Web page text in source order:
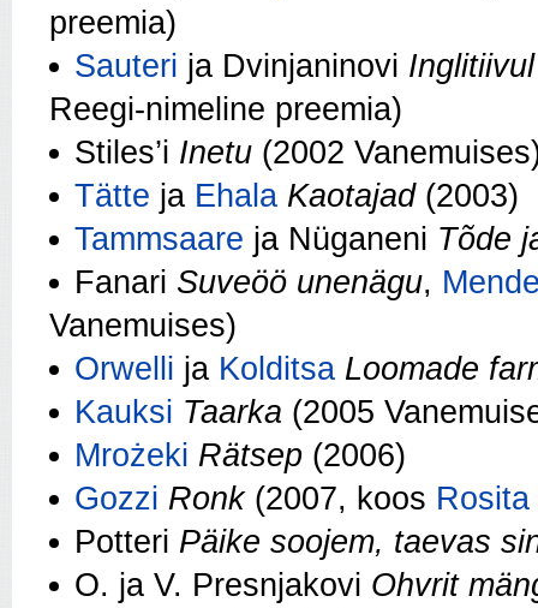
preemia)
Sauteri ja Dvinjaninovi
Reegi-nimeline preemia)
Stiles’i Inetu (2002
Tätte ja Ehala Kaotajad (2003)
Tammsaare ja Nüganeni Tõde
Fanari Suveöö unenägu,
Vanemuises)
Orwelli ja Kolditsa Loomade
Kauksi Taarka (2005
Mrożeki Rätsep (2006)
Gozzi Ronk(2007, koos
Potteri Päike soojem, taevas
O. ja V. Presnjakovi Ohvrit